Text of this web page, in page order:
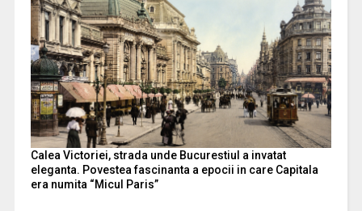
Calea Victoriei, strada unde Bucurestiul a invatat
eleganta. Povestea fascinanta a epocii in care Capitala
era numita “Micul Paris”